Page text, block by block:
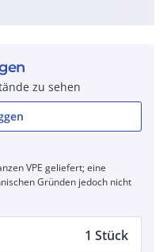
zu sehen
VPE geliefert; eine
Gründen jedoch nicht
1 Stück